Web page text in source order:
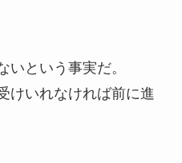
いという事実だ。
けいれなければ前に進